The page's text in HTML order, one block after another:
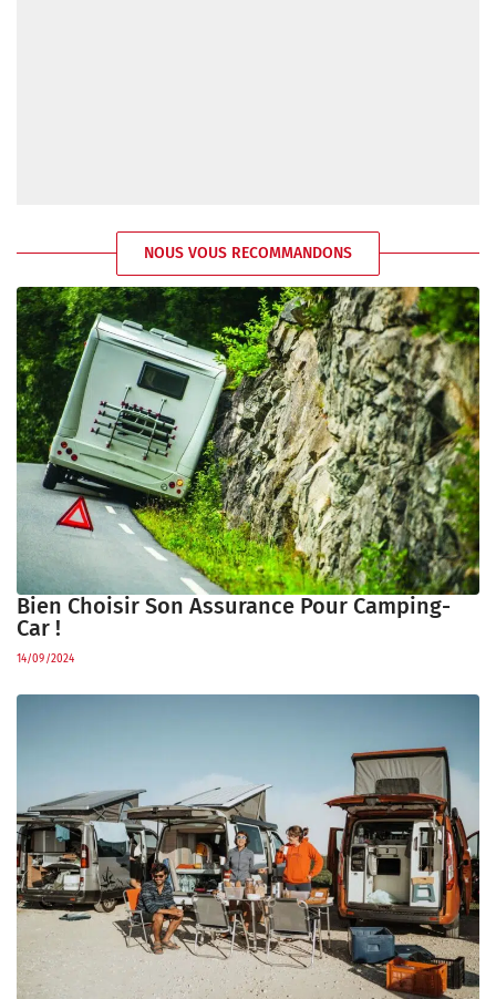
NOUS VOUS RECOMMANDONS
Bien Choisir Son Assurance Pour Camping-
Car !
14/09/2024